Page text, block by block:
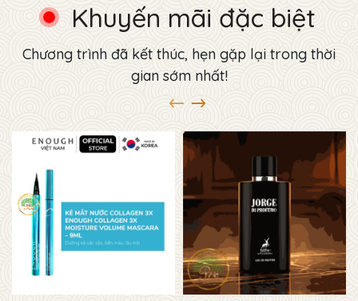
Khuyến mãi đặc biệt
Chương trình đã kết thúc, hẹn gặp lại trong thời
gian sớm nhất!